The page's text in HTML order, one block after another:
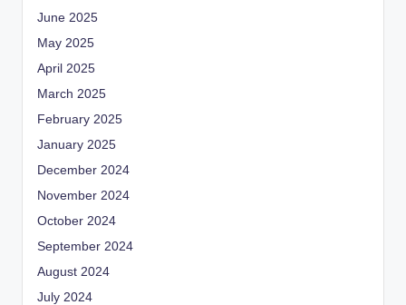
June 2025
May 2025
April 2025
March 2025
February 2025
January 2025
December 2024
November 2024
October 2024
September 2024
August 2024
July 2024